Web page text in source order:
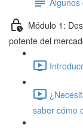
Módulo 1:
potente del
saber cómo